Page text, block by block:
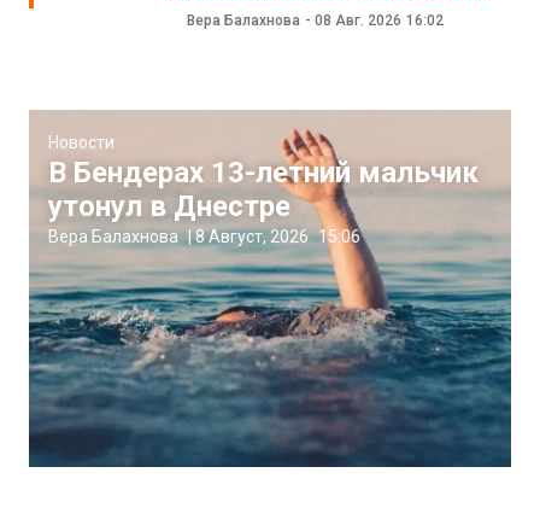
Вера Балахнова - 08 Авг. 2026 16:02
Новости
В Бендерах 13-летний мальчик
утонул в Днестре
Вера Балахнова |8 Август, 2026 15:06